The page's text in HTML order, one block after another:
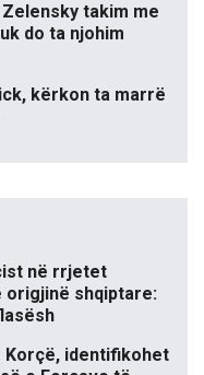
takim me
do ta njohim
kërkon ta marrë
në rrjetet
origjinë shqiptare:
Korçë, identifikohet